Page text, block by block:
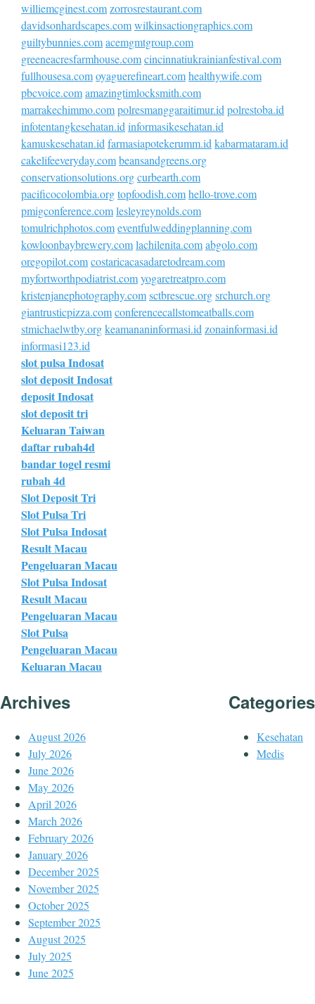
williemcginest.comzorrosrestaurant.com
davidsonhardscapes.comwilkinsactiongraphics.com
guiltybunnies.comacemgmtgroup.com
greeneacresfarmhouse.comcincinnatiukrainianfestival.com
fullhousesa.comoyaguerefineart.comhealthywife.com
pbcvoice.comamazingtimlocksmith.com
marrakechimmo.compolresmanggaraitimur.idpolrestoba.id
infotentangkesehatan.idinformasikesehatan.id
kamuskesehatan.idfarmasiapotekerumm.idkabarmataram.id
cakelifeeveryday.combeansandgreens.org
conservationsolutions.orgcurbearth.com
pacificocolombia.orgtopfoodish.comhello-trove.com
pmigconference.comlesleyreynolds.com
tomulrichphotos.comeventfulweddingplanning.com
kowloonbaybrewery.comlachilenita.comabgolo.com
oregopilot.comcostaricacasadaretodream.com
myfortworthpodiatrist.comyogaretreatpro.com
kristenjanephotography.comsctbrescue.orgsrchurch.org
giantrusticpizza.comconferencecallstomeatballs.com
stmichaelwtby.orgkeamananinformasi.idzonainformasi.id
informasi123.id
slot pulsa Indosat
slot deposit Indosat
deposit Indosat
slot deposit tri
Keluaran Taiwan
daftar rubah4d
bandar togel resmi
rubah 4d
Slot Deposit Tri
Slot Pulsa Tri
Slot Pulsa Indosat
Result Macau
Pengeluaran Macau
Slot Pulsa Indosat
Result Macau
Pengeluaran Macau
Slot Pulsa
Pengeluaran Macau
Keluaran Macau
Archives
August 2026
July 2026
June 2026
May 2026
April 2026
March 2026
February 2026
January 2026
December 2025
November 2025
October 2025
September 2025
August 2025
July 2025
June 2025
Categories
Kesehatan
Medis